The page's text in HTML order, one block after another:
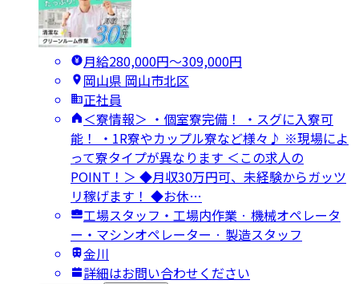
月給280,000円〜309,000円
岡山県 岡山市北区
正社員
＜寮情報＞ ・個室寮完備！ ・スグに入寮可
能！ ・1R寮やカップル寮など様々♪ ※現場によ
って寮タイプが異なります ＜この求人の
POINT！＞ ◆月収30万円可、未経験からガッツ
リ稼げます！ ◆お休…
工場スタッフ・工場内作業 · 機械オペレータ
ー・マシンオペレーター · 製造スタッフ
金川
詳細はお問い合わせください